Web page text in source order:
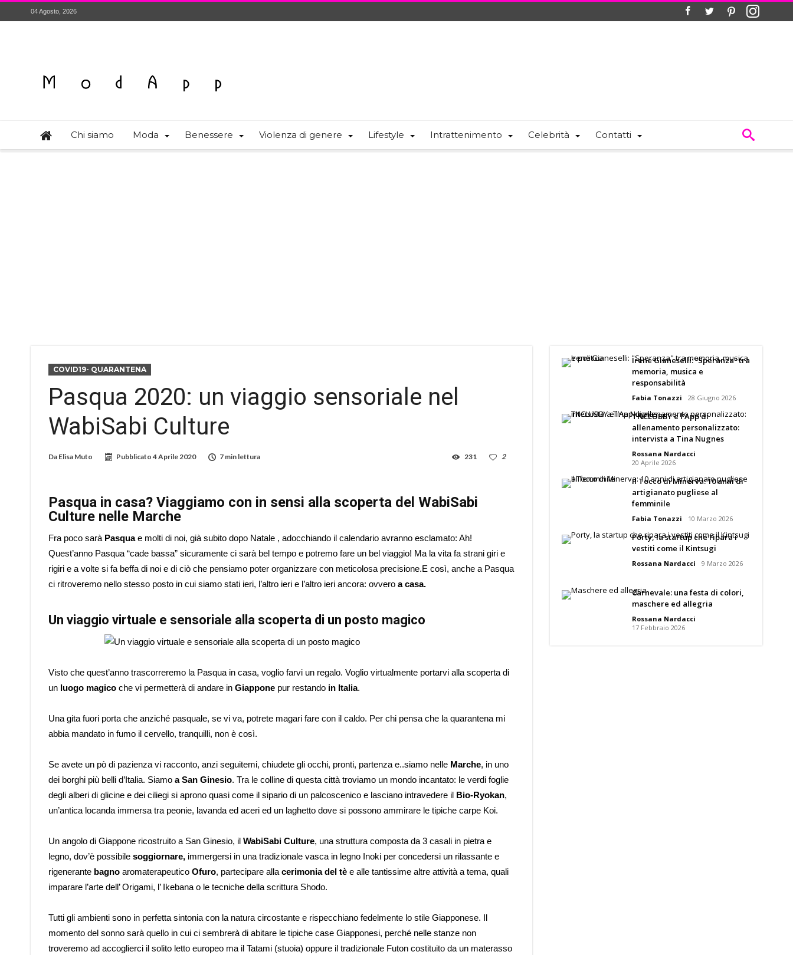
04 Agosto, 2026
Chi siamo Moda Benessere Violenza di genere Lifestyle Intrattenimento Celebrità Contatti
COVID19- QUARANTENA
Pasqua 2020: un viaggio sensoriale nel
WabiSabi Culture
Da Elisa Muto Pubblicato4 Aprile 2020 7 min lettura 2
231
Pasqua in casa? Viaggiamo con in sensi alla scoperta del WabiSabi
Culture nelle Marche
Fra poco sarà Pasquae molti di noi, già subito dopo Natale , adocchiando il calendario avranno esclamato: Ah!
Quest’anno Pasqua “cade bassa” sicuramente ci sarà bel tempo e potremo fare un bel viaggio! Ma la vita fa strani giri e
rigiri e a volte si fa beffa di noi e di ciò che pensiamo poter organizzare con meticolosa precisione.E così, anche a Pasqua
ci ritroveremo nello stesso posto in cui siamo stati ieri, l’altro ieri e l’altro ieri ancora: ovvero a casa.
Un viaggio virtuale e sensoriale alla scoperta di un posto magico
Visto che quest’anno trascorreremo la Pasqua in casa, voglio farvi un regalo. Voglio virtualmente portarvi alla scoperta di
un luogo magico che vi permetterà di andare in Giappone pur restando in Italia.
Una gita fuori porta che anziché pasquale, se vi va, potrete magari fare con il caldo. Per chi pensa che la quarantena mi
abbia mandato in fumo il cervello, tranquilli, non è così.
Se avete un pò di pazienza vi racconto, anzi seguitemi, chiudete gli occhi, pronti, partenza e..siamo nelle Marche, in uno
dei borghi più belli d’Italia. Siamo a San Ginesio. Tra le colline di questa città troviamo un mondo incantato: le verdi foglie
degli alberi di glicine e dei ciliegi si aprono quasi come il sipario di un palcoscenico e lasciano intravedere il Bio-Ryokan,
un’antica locanda immersa tra peonie, lavanda ed aceri ed un laghetto dove si possono ammirare le tipiche carpe Koi.
Un angolo di Giappone ricostruito a San Ginesio, il WabiSabi Culture, una struttura composta da 3 casali in pietra e
legno, dov’è possibile soggiornare, immergersi in una tradizionale vasca in legno Inoki per concedersi un rilassante e
rigenerante bagno aromaterapeutico Ofuro, partecipare alla cerimonia del tè e alle tantissime altre attività a tema, quali
imparare l’arte dell’ Origami, l’ Ikebana o le tecniche della scrittura Shodo.
Tutti gli ambienti sono in perfetta sintonia con la natura circostante e rispecchiano fedelmente lo stile Giapponese. Il
momento del sonno sarà quello in cui ci sembrerà di abitare le tipiche case Giapponesi, perché nelle stanze non
troveremo ad accoglierci il solito letto europeo ma il Tatami (stuoia) oppure il tradizionale Futon costituito da un materasso
Irene Gianeselli: “Speranza” tra
memoria, musica e
responsabilità
Fabia Tonazzi 28 Giugno 2026
TNCLUBBY e l’App di
allenamento personalizzato:
intervista a Tina Nugnes
Rossana Nardacci
20 Aprile 2026
Il Tocco di Minerva: 10 anni di
artigianato pugliese al
femminile
Fabia Tonazzi 10 Marzo 2026
Porty, la startup che ripara i
vestiti come il Kintsugi
Rossana Nardacci 9 Marzo 2026
Carnevale: una festa di colori,
maschere ed allegria
Rossana Nardacci
17 Febbraio 2026